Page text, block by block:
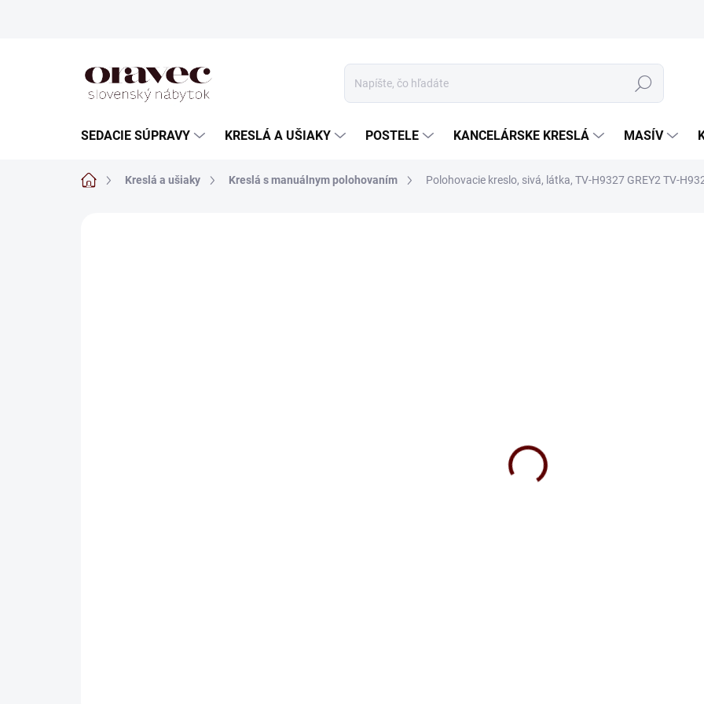
Hľadať
SEDACIE SÚPRAVY KRESLÁ A UŠIAKY POSTELE KANCELÁRSKE KRESLÁ MASÍV
DomovKreslá a ušiaky Kreslá s manuálnym polohovaním Polohovacie kreslo, sivá, látka, TV-H9327 GREY2 TV-